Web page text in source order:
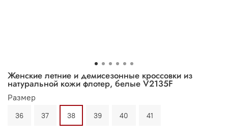
Женские летние и демисезонные кроссовки из
натуральной кожи флотер, белые V2135F
Размер
36 37 38 39 40 41